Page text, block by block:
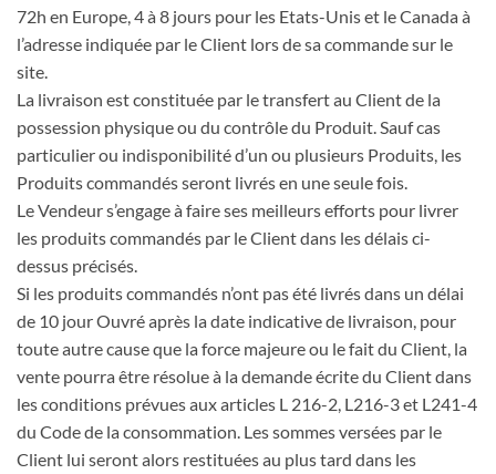
72h en Europe, 4 à 8 jours pour les Etats-Unis et le Canada à
l’adresse indiquée par le Client lors de sa commande sur le
site.
La livraison est constituée par le transfert au Client de la
possession physique ou du contrôle du Produit. Sauf cas
particulier ou indisponibilité d’un ou plusieurs Produits, les
Produits commandés seront livrés en une seule fois.
Le Vendeur s’engage à faire ses meilleurs efforts pour livrer
les produits commandés par le Client dans les délais ci-
dessus précisés.
Si les produits commandés n’ont pas été livrés dans un délai
de 10 jour Ouvré après la date indicative de livraison, pour
toute autre cause que la force majeure ou le fait du Client, la
vente pourra être résolue à la demande écrite du Client dans
les conditions prévues aux articles L 216-2, L216-3 et L241-4
du Code de la consommation. Les sommes versées par le
Client lui seront alors restituées au plus tard dans les